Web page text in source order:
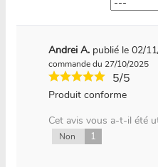
Andrei A. publié le 02/
commande du 27/10/2025
5/5
Produit conforme
Cet avis vous a-t-il été
Non 1